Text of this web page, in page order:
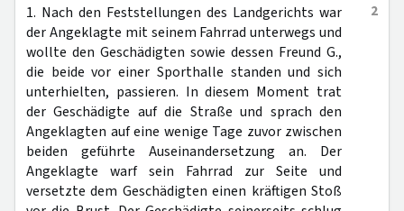
2
1. Nach den Feststellungen des Landgerichts war
der Angeklagte mit seinem Fahrrad unterwegs und
wollte den Geschädigten sowie dessen Freund G.,
die beide vor einer Sporthalle standen und sich
unterhielten, passieren. In diesem Moment trat
der Geschädigte auf die Straße und sprach den
Angeklagten auf eine wenige Tage zuvor zwischen
beiden geführte Auseinandersetzung an. Der
Angeklagte warf sein Fahrrad zur Seite und
versetzte dem Geschädigten einen kräftigen Stoß